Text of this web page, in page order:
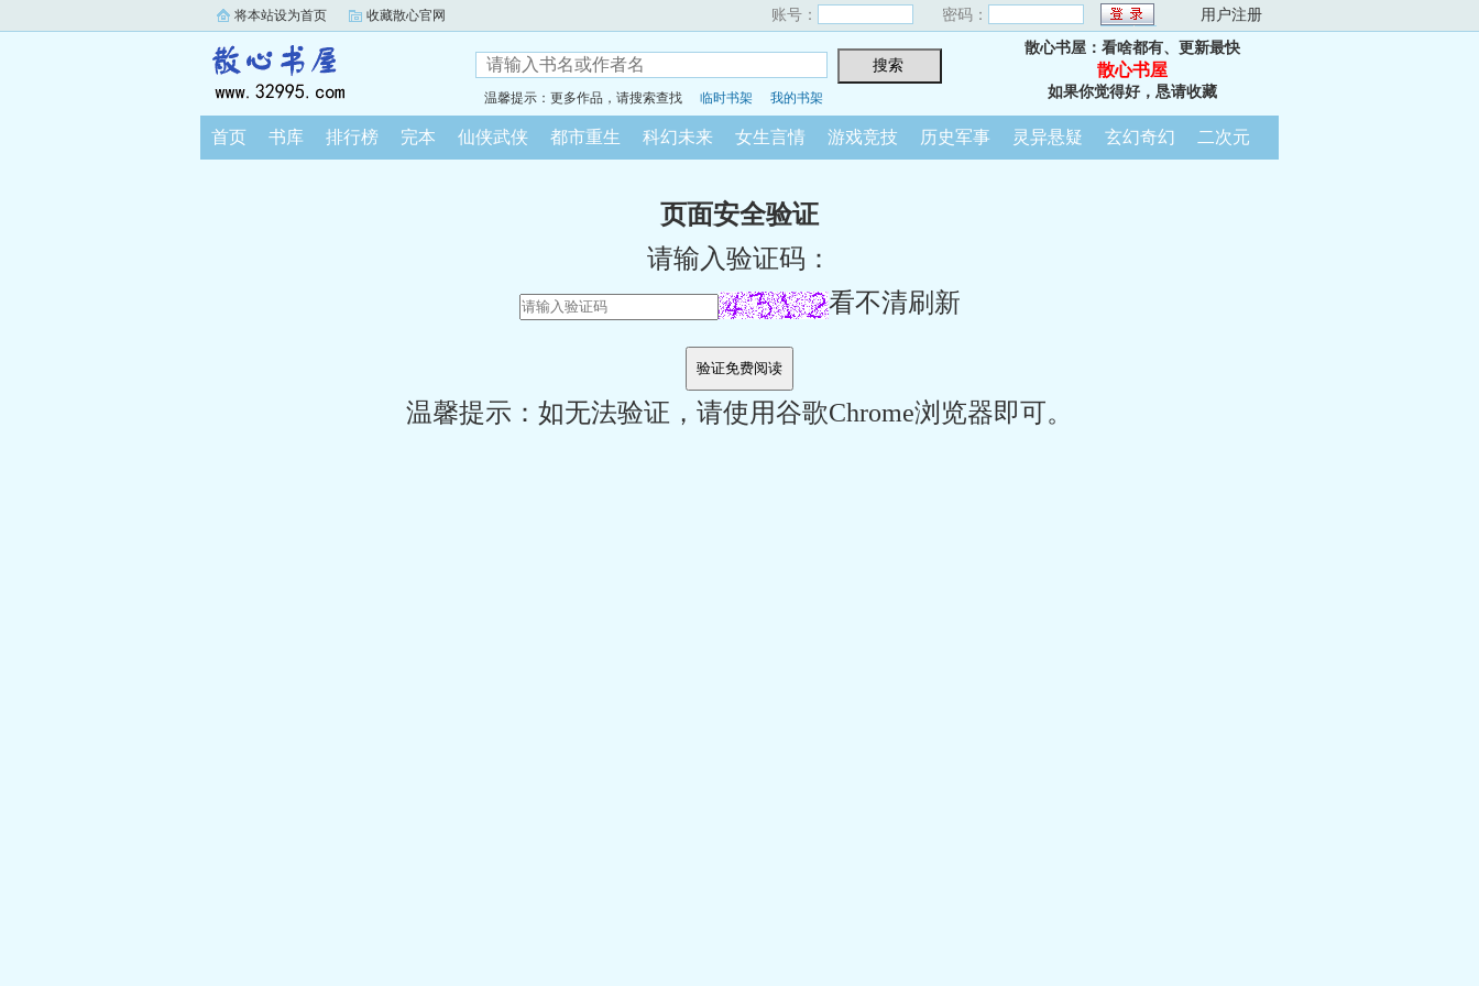
将本站设为首页 收藏散心官网 账号： 密码： 用户注册
温馨提示：更多作品，请搜索查找 临时书架 我的书架
散心书屋：看啥都有、更新最快
散心书屋
如果你觉得好，恳请收藏
首页 书库 排行榜 完本 仙侠武侠 都市重生 科幻未来 女生言情 游戏竞技 历史军事 灵异悬疑 玄幻奇幻 二次元
页面安全验证
请输入验证码：
看不清刷新
温馨提示：如无法验证，请使用谷歌Chrome浏览器即可。